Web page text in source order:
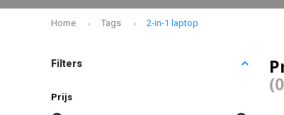
Home Tags 2-in-1 laptop
Filters
Prijs